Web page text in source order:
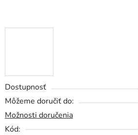
Dostupnosť
Môžeme doručiť do:
Možnosti doručenia
Kód: